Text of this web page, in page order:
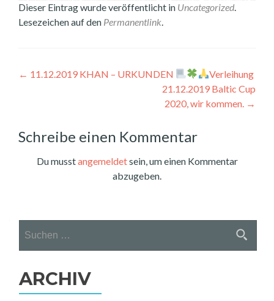
Dieser Eintrag wurde veröffentlicht in Uncategorized
Lesezeichen auf den Permanentlink
Beitragsnavigation
← 11.12.2019 KHAN – URKUNDEN
Verleihung
21.12.2019 Baltic Cup
2020, wir kommen. →
Schreibe einen Kommentar
Du musstangemeldetsein, um einen Kommentar
abzugeben.
nach:
ARCHIV